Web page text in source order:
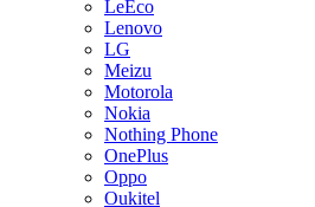
LeEco
Lenovo
LG
Meizu
Motorola
Nokia
Nothing Phone
OnePlus
Oppo
Oukitel